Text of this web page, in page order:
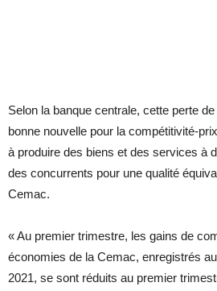
Selon la banque centrale, cette perte
bonne nouvelle pour la compétitivité-
à produire des biens et des services à
des concurrents pour une qualité
Cemac.
« Au premier trimestre, les gains de
économies de la Cemac, enregistrés
2021, se sont réduits au premier